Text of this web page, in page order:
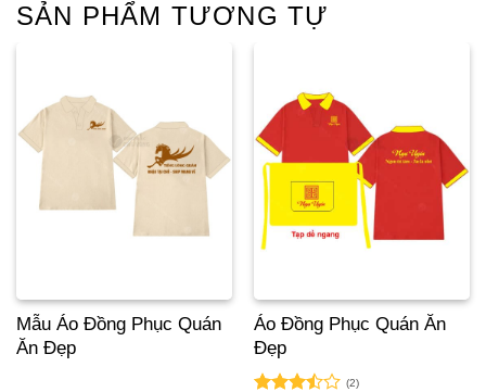
SẢN PHẨM TƯƠNG TỰ
Áo Đồng Phục Quán Ăn
Đẹp
(2)
Mẫu Áo Đồng Phục Quán
Ăn Đẹp